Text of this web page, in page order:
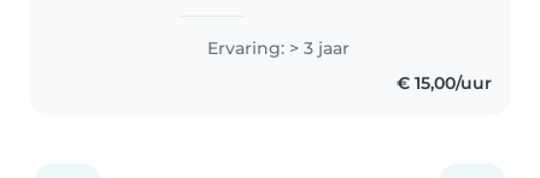
mijn baan hou ik tijd over en wil
ik graag klaarstaan voor
kinderen en gezinnen in
Ervaring: > 3 jaar
€ 15,00/uur